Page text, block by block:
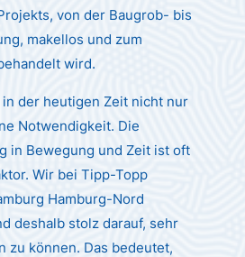
von der Baugrob- bis
makellos und zum
wird.
der heutigen Zeit nicht nur
Notwendigkeit. Die
in Bewegung und Zeit ist oft
Wir bei Tipp-Topp
Hamburg-Nord
deshalb stolz darauf, sehr
zu können. Das bedeutet,